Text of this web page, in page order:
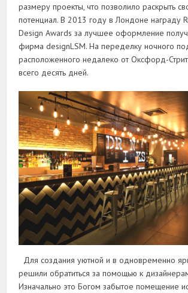
размеру проекты, что позволило раскрыть
потенциал. В 2013 году в Лондоне награду
Design Awards за лучшее оформление
фирма designLSM. На переделку ночного
расположенного недалеко от Оксфорд-
всего десять дней.
Для создания уютной и в одновременно
решили обратиться за помощью к
Изначально это Богом забытое помещение